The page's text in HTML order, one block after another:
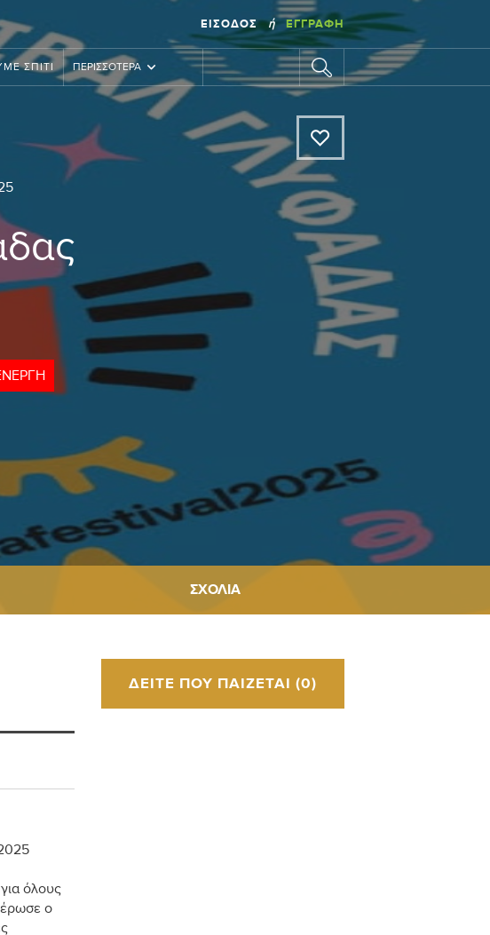
ΕΊΣΟΔΟΣ ή ΕΓΓΡΑΦΉ
ΣΠΊΤΙ ΠΕΡΙΣΣΌΤΕΡΑ
A
ΣΧΌΛΙΑ
όλους
ο
ΔΕΊΤΕ ΠΟΥ ΠΑΊΖΕΤΑΙ (0)